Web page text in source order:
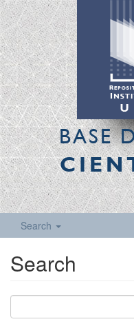
BASE
Search
Search